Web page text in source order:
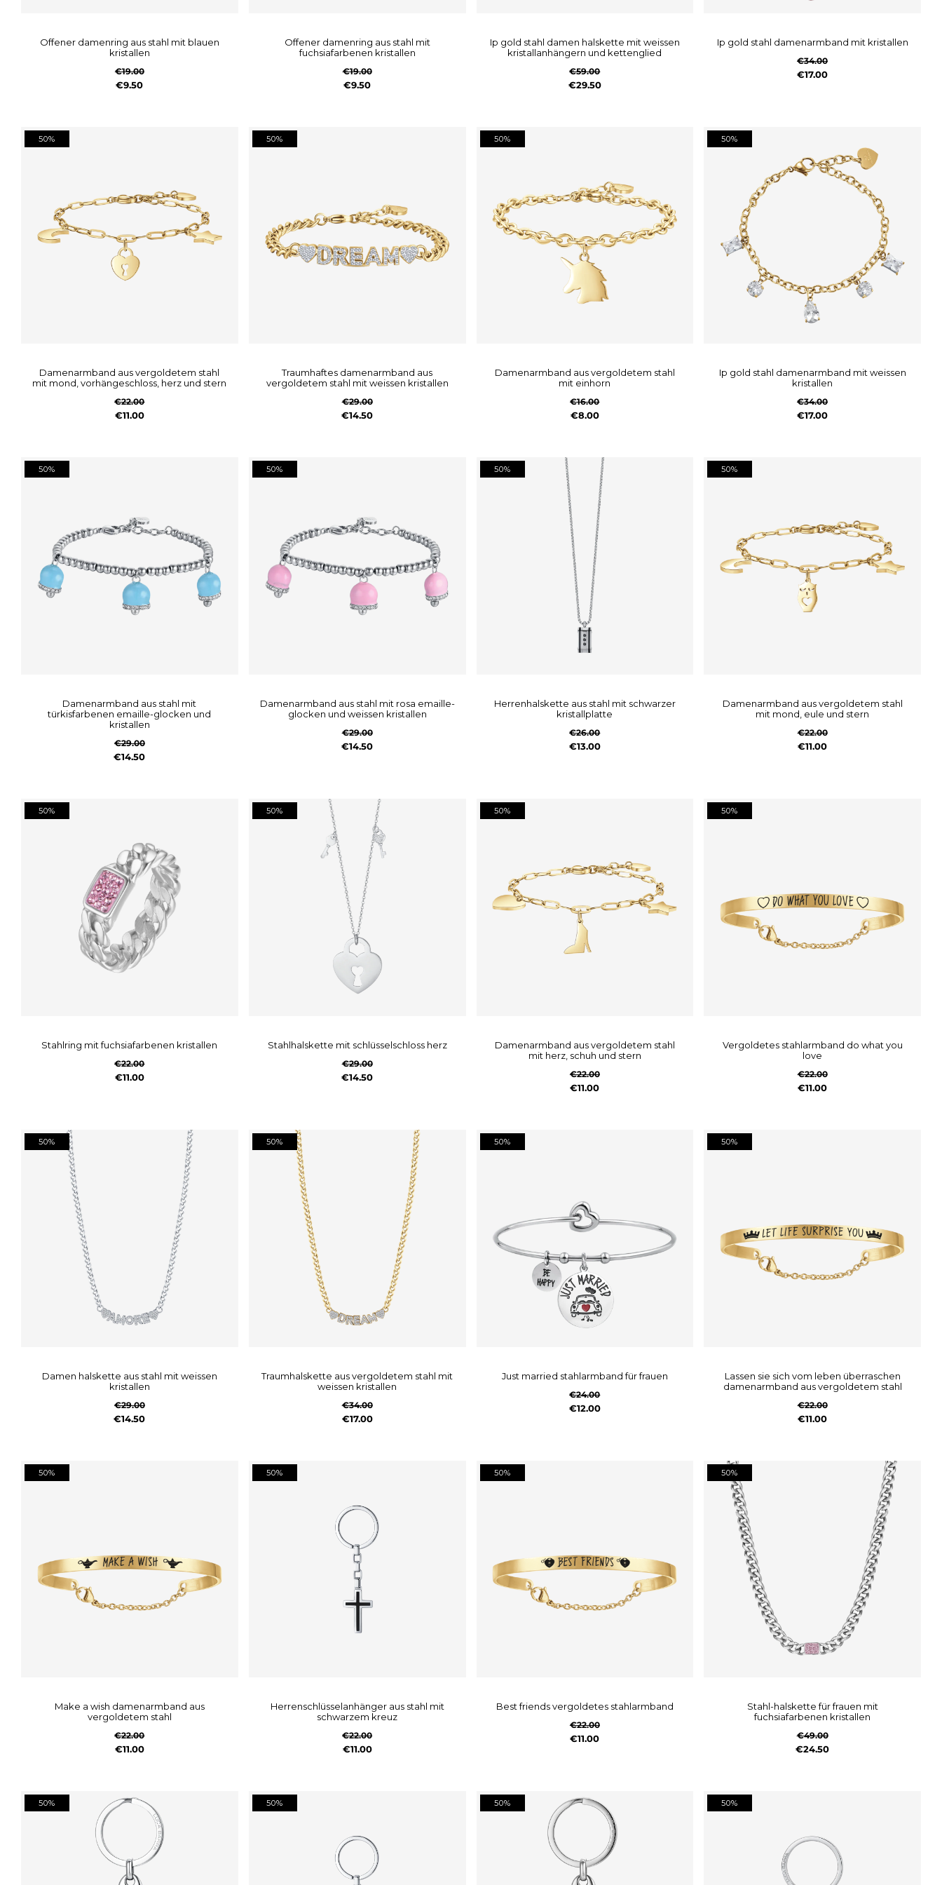
offener damenring aus stahl mit blauen
kristallen
€19.00
€9.50
offener damenring aus stahl mit
fuchsiafarbenen kristallen
€19.00
€9.50
ip gold stahl damen halskette mit weissen
kristallanhängern und kettenglied
€59.00
€29.50
ip gold stahl damenarmband mit kristallen
€34.00
€17.00
50%
damenarmband aus vergoldetem stahl
mit mond, vorhängeschloss, herz und stern
€22.00
€11.00
50%
traumhaftes damenarmband aus
vergoldetem stahl mit weissen kristallen
€29.00
€14.50
50%
damenarmband aus vergoldetem stahl
mit einhorn
€16.00
€8.00
50%
ip gold stahl damenarmband mit weissen
kristallen
€34.00
€17.00
50%
damenarmband aus stahl mit
türkisfarbenen emaille-glocken und
kristallen
€29.00
€14.50
50%
damenarmband aus stahl mit rosa emaille-
glocken und weissen kristallen
€29.00
€14.50
50%
herrenhalskette aus stahl mit schwarzer
kristallplatte
€26.00
€13.00
50%
damenarmband aus vergoldetem stahl
mit mond, eule und stern
€22.00
€11.00
50%
stahlring mit fuchsiafarbenen kristallen
€22.00
€11.00
50%
stahlhalskette mit schlüsselschloss herz
€29.00
€14.50
50%
damenarmband aus vergoldetem stahl
mit herz, schuh und stern
€22.00
€11.00
50%
vergoldetes stahlarmband do what you
love
€22.00
€11.00
50%
damen halskette aus stahl mit weissen
kristallen
€29.00
€14.50
50%
traumhalskette aus vergoldetem stahl mit
weissen kristallen
€34.00
€17.00
50%
just married stahlarmband für frauen
€24.00
€12.00
50%
lassen sie sich vom leben überraschen
damenarmband aus vergoldetem stahl
€22.00
€11.00
50%
make a wish damenarmband aus
vergoldetem stahl
€22.00
€11.00
50%
herrenschlüsselanhänger aus stahl mit
schwarzem kreuz
€22.00
€11.00
50%
best friends vergoldetes stahlarmband
€22.00
€11.00
50%
stahl-halskette für frauen mit
fuchsiafarbenen kristallen
€49.00
€24.50
50% 50% 50% 50%